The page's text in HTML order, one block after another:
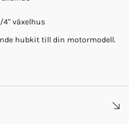
4" växelhus
hubkit till din motormodell.